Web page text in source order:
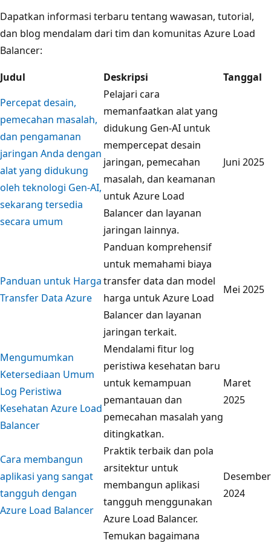
Dapatkan informasi terbaru tentang wawasan, tutorial,
dan blog mendalam dari tim dan komunitas Azure Load
Balancer:
Judul
Deskripsi
Tanggal
Percepat desain,
pemecahan masalah,
dan pengamanan
jaringan Anda dengan
alat yang didukung
oleh teknologi Gen-AI,
sekarang tersedia
secara umum
Pelajari cara
memanfaatkan alat yang
didukung Gen-AI untuk
mempercepat desain
jaringan, pemecahan
masalah, dan keamanan
untuk Azure Load
Balancer dan layanan
jaringan lainnya.
Juni 2025
Panduan untuk Harga
Transfer Data Azure
Panduan komprehensif
untuk memahami biaya
transfer data dan model
harga untuk Azure Load
Balancer dan layanan
jaringan terkait.
Mei 2025
Mengumumkan
Ketersediaan Umum
Log Peristiwa
Kesehatan Azure Load
Balancer
Mendalami fitur log
peristiwa kesehatan baru
untuk kemampuan
pemantauan dan
pemecahan masalah yang
ditingkatkan.
Maret
2025
Cara membangun
aplikasi yang sangat
tangguh dengan
Azure Load Balancer
Praktik terbaik dan pola
arsitektur untuk
membangun aplikasi
tangguh menggunakan
Azure Load Balancer.
Desember
2024
Temukan bagaimana